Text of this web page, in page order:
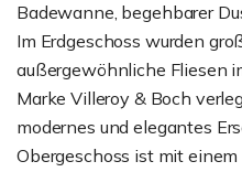
Badewanne, begehbarer
Im Erdgeschoss wurden
außergewöhnliche Fliesen
Marke Villeroy & Boch
modernes und elegantes
Obergeschoss ist mit